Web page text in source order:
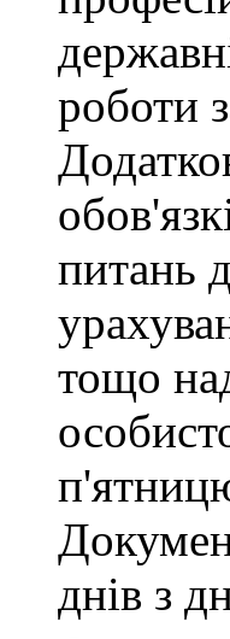
роботи
питань
тощо
днів з